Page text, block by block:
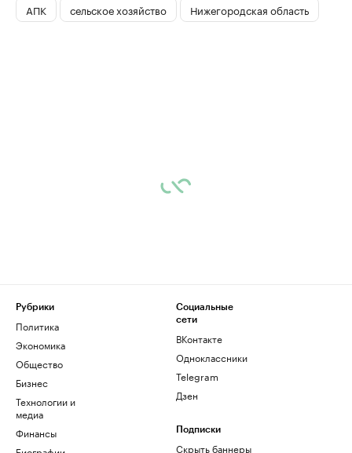
АПК сельское хозяйство Нижегородская область
Рубрики
Политика
Экономика
Общество
Бизнес
Технологии и
медиа
Финансы
Социальные
сети
ВКонтакте
Одноклассники
Telegram
Дзен
Подписки
Скрыть баннеры